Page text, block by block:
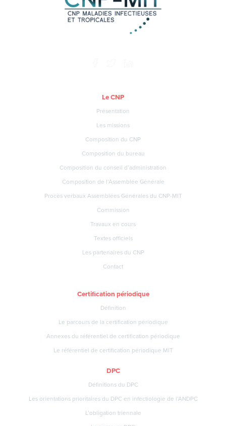
Le CNP
Présentation
Les missions
Composition du CNP
Composition du bureau
Composition du conseil d’administration
Composition de l’Assemblée Générale
Procès verbaux Assemblées Générales du CNP-MIT
Commission
Travaux en cours
Textes officiels
Les partenaires du CNP
Contact
Certification périodique
Définition
Le parcours de la certification périodique
Annexes du référentiel de certification périodique
Le référentiel de certification périodique MIT
DPC
Définitions du DPC
Les orientations prioritaires du DPC en infectiologie de l’ANDPC
L’obligation triennale